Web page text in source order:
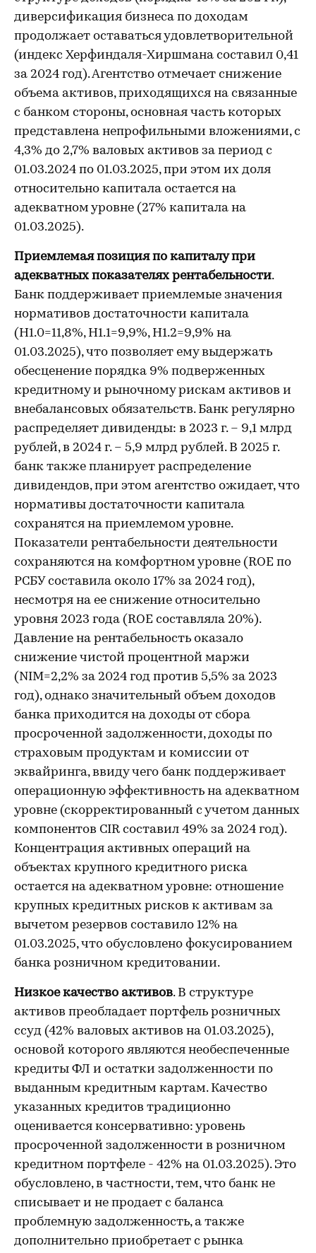
диверсификация бизнеса по доходам
продолжает оставаться удовлетворительной
(индекс Херфиндаля-Хиршмана составил 0,41
за 2024 год). Агентство отмечает снижение
объема активов, приходящихся на связанные
с банком стороны, основная часть которых
представлена непрофильными вложениями, с
4,3% до 2,7% валовых активов за период с
01.03.2024 по 01.03.2025, при этом их доля
относительно капитала остается на
адекватном уровне (27% капитала на
01.03.2025).
Приемлемая позиция по капиталу при
адекватных показателях рентабельности.
Банк поддерживает приемлемые значения
нормативов достаточности капитала
(Н1.0=11,8%, Н1.1=9,9%, Н1.2=9,9% на
01.03.2025), что позволяет ему выдержать
обесценение порядка 9% подверженных
кредитному и рыночному рискам активов и
внебалансовых обязательств. Банк регулярно
распределяет дивиденды: в 2023 г. – 9,1 млрд
рублей, в 2024 г. – 5,9 млрд рублей. В 2025 г.
банк также планирует распределение
дивидендов, при этом агентство ожидает, что
нормативы достаточности капитала
сохранятся на приемлемом уровне.
Показатели рентабельности деятельности
сохраняются на комфортном уровне (ROE по
РСБУ составила около 17% за 2024 год),
несмотря на ее снижение относительно
уровня 2023 года (ROE составляла 20%).
Давление на рентабельность оказало
снижение чистой процентной маржи
(NIM=2,2% за 2024 год против 5,5% за 2023
год), однако значительный объем доходов
банка приходится на доходы от сбора
просроченной задолженности, доходы по
страховым продуктам и комиссии от
эквайринга, ввиду чего банк поддерживает
операционную эффективность на адекватном
уровне (скорректированный с учетом данных
компонентов CIR составил 49% за 2024 год).
Концентрация активных операций на
объектах крупного кредитного риска
остается на адекватном уровне: отношение
крупных кредитных рисков к активам за
вычетом резервов составило 12% на
01.03.2025, что обусловлено фокусированием
банка розничном кредитовании.
Низкое качество активов. В структуре
активов преобладает портфель розничных
ссуд (42% валовых активов на 01.03.2025),
основой которого являются необеспеченные
кредиты ФЛ и остатки задолженности по
выданным кредитным картам. Качество
указанных кредитов традиционно
оценивается консервативно: уровень
просроченной задолженности в розничном
кредитном портфеле - 42% на 01.03.2025). Это
обусловлено, в частности, тем, что банк не
списывает и не продает с баланса
проблемную задолженность, а также
дополнительно приобретает с рынка